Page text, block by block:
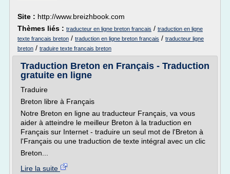
Site : http://www.breizhbook.com
Thèmes liés : traducteur en ligne breton francais / traduction en ligne
texte francais breton / traduction en ligne breton francais / traducteur ligne
breton / traduire texte francais breton
Traduction Breton en Français - Traduction
gratuite en ligne
Traduire
Breton libre à Français
Notre Breton en ligne au traducteur Français, va vous
aider à atteindre le meilleur Breton à la traduction en
Français sur Internet - traduire un seul mot de l'Breton à
l'Français ou une traduction de texte intégral avec un clic
Breton...
Lire la suite